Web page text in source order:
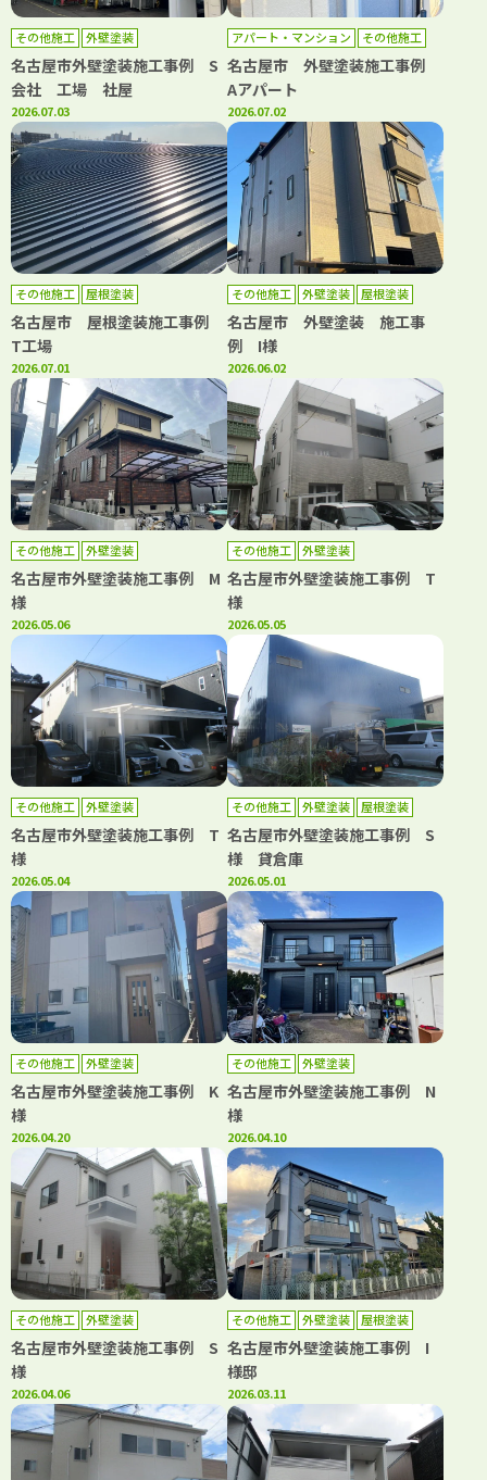
その他施工 外壁塗装
名古屋市外壁塗装施工事例 S
会社 工場 社屋
2026.07.03
アパート・マンション
その他施工
外壁塗装
屋根塗装
名古屋市 外壁塗装施工事例
Aアパート
2026.07.02
その他施工 屋根塗装
名古屋市 屋根塗装施工事例
T工場
2026.07.01
その他施工 外壁塗装 屋根塗装
名古屋市 外壁塗装 施工事
例 I様
2026.06.02
その他施工 外壁塗装
名古屋市外壁塗装施工事例 M
様
2026.05.06
その他施工 外壁塗装
名古屋市外壁塗装施工事例 T
様
2026.05.05
その他施工 外壁塗装
名古屋市外壁塗装施工事例 T
様
2026.05.04
その他施工 外壁塗装 屋根塗装
名古屋市外壁塗装施工事例 S
様 貸倉庫
2026.05.01
その他施工 外壁塗装
名古屋市外壁塗装施工事例 K
様
2026.04.20
その他施工 外壁塗装
名古屋市外壁塗装施工事例 N
様
2026.04.10
その他施工 外壁塗装
名古屋市外壁塗装施工事例 S
様
2026.04.06
その他施工 外壁塗装 屋根塗装
名古屋市外壁塗装施工事例 I
様邸
2026.03.11